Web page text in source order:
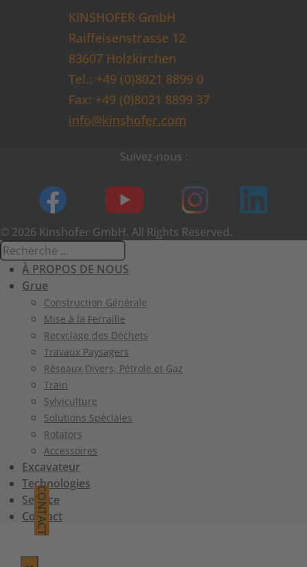
KINSHOFER GmbH
Raiffeisenstrasse 12
83607 Holzkirchen
Tel.: +49 (0)8021 8899 0
Fax: +49 (0)8021 8899 37
info@kinshofer.com
Suivez-nous :
© 2026 Kinshofer GmbH. All Rights Reserved.
À PROPOS DE NOUS
Grue
Construction Générale
Mise à la Ferraille
Recyclage des Déchets
Travaux Paysagers
Réseaux Divers, Pétrole et Gaz
Train
Sylviculture
Solutions Spéciales
Rotators
Accessoires
Excavateur
Technologies
Service
Contact
CONTACT